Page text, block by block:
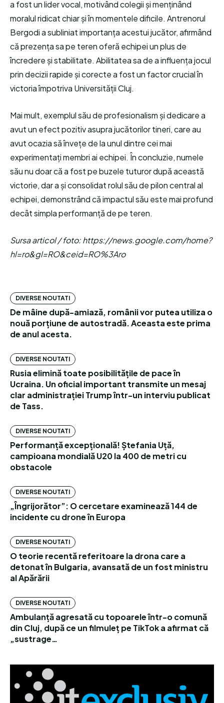
a fost un lider vocal, motivând colegii și menținând
moralul ridicat chiar și în momentele dificile. Antrenorul
Bergodi a subliniat importanța acestui jucător, afirmând
că prezența sa pe teren oferă echipei un plus de
încredere și stabilitate. Abilitatea sa de a influența jocul
prin decizii rapide și corecte a fost un factor crucial în
victoria împotriva Universității Cluj.
Mai mult, exemplul său de profesionalism și dedicare a
avut un efect pozitiv asupra jucătorilor tineri, care au
avut ocazia să învețe de la unul dintre cei mai
experimentați membri ai echipei. În concluzie, numele
său nu doar că a fost pe buzele tuturor după această
victorie, dar a și consolidat rolul său de pilon central al
echipei, demonstrând că impactul său este mai profund
decât simpla performanță de pe teren.
Sursa articol / foto: https://news.google.com/home?
hl=ro&gl=RO&ceid=RO%3Aro
DIVERSE NOUTATI
De mâine după-amiază, românii vor putea utiliza o
nouă porțiune de autostradă. Aceasta este prima
de anul acesta.
DIVERSE NOUTATI
Rusia elimină toate posibilitățile de pace în
Ucraina. Un oficial important transmite un mesaj
clar administrației Trump într-un interviu publicat
de Tass.
DIVERSE NOUTATI
Performanță excepțională! Ștefania Uță,
campioana mondială U20 la 400 de metri cu
obstacole
DIVERSE NOUTATI
„Îngrijorător”: O cercetare examinează 144 de
incidente cu drone în Europa
DIVERSE NOUTATI
O teorie recentă referitoare la drona care a
detonat în Bulgaria, avansată de un fost ministru
al Apărării
DIVERSE NOUTATI
Ambulanță agresată cu topoarele într-o comună
din Cluj, după ce un filmuleț pe TikTok a afirmat că
„sustrage…